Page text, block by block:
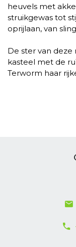
heuvels met
struikgewas tot
oprijlaan, van
De ster van
kasteel met de
Terworm haar